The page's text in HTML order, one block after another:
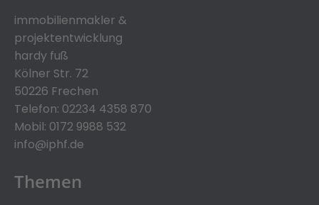
immobilienmakler &
projektentwicklung
hardy fuß
Kölner Str. 72
50226 Frechen
Telefon: 02234 4358 870
Mobil: 0172 9988 532
info@iphf.de
Themen